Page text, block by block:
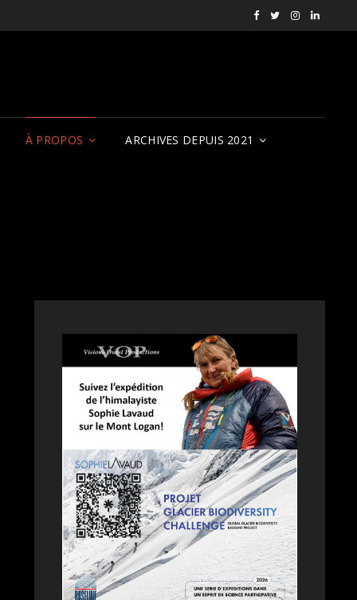
Facebook
X Instagram
VOP
À PROPOS ARCHIVES DEPUIS 2021